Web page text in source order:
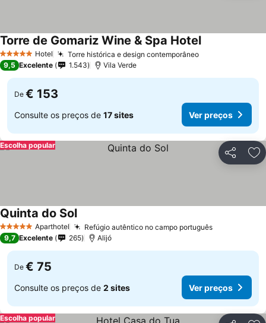
5 Estrelas Hotel Torre histórica e design contemporâneo
Torre de Gomariz Wine & Spa Hotel
9,5 Excelente 1.543 Vila Verde
De € 153
Consulte os preços de 17 sites Ver preços
Partilhar
Escolha popular
5 Estrelas Aparthotel Refúgio autêntico no campo português
Quinta do Sol
9,7 Excelente 265 Alijó
De € 75
Consulte os preços de 2 sites Ver preços
Escolha popular